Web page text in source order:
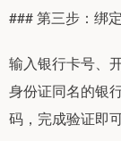
### 第三步：绑
输入银行卡号、
身份证同名的银
码，完成验证即可